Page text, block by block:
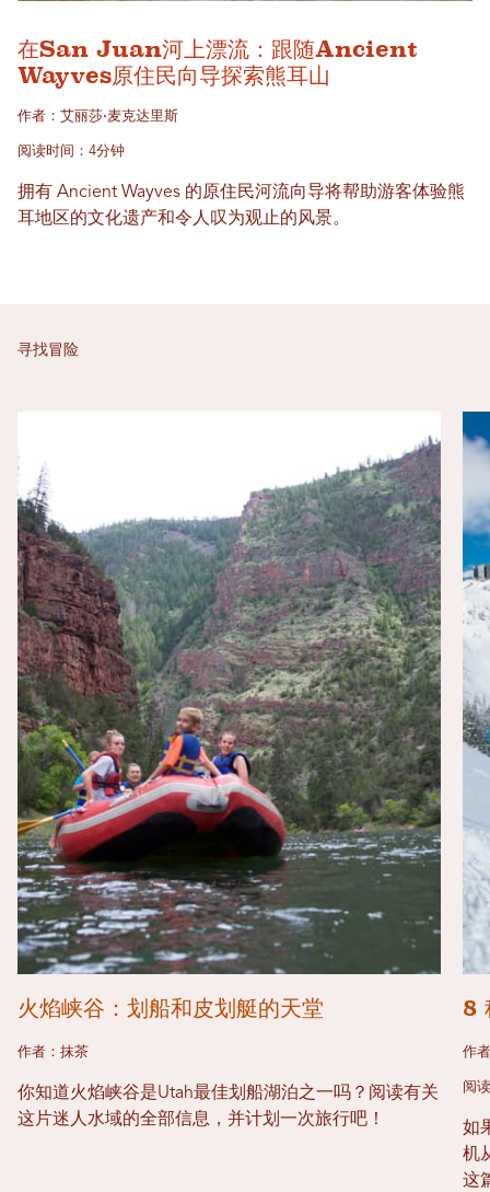
在San Juan河上漂流：跟随Ancient
Wayves原住民向导探索熊耳山
作者：艾丽莎·麦克达里斯
阅读时间：4分钟
拥有 Ancient Wayves 的原住民河流向导将帮助游客体验熊
耳地区的文化遗产和令人叹为观止的风景。
寻找冒险
火焰峡谷：划船和皮划艇的天堂
作者：抹茶
你知道火焰峡谷是Utah最佳划船湖泊之一吗？阅读有关
这片迷人水域的全部信息，并计划一次旅行吧！
8
作
阅
如
机
这